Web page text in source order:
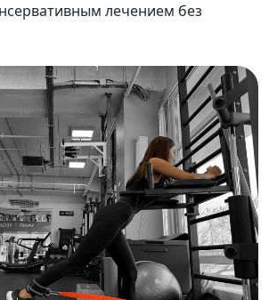
лечением без